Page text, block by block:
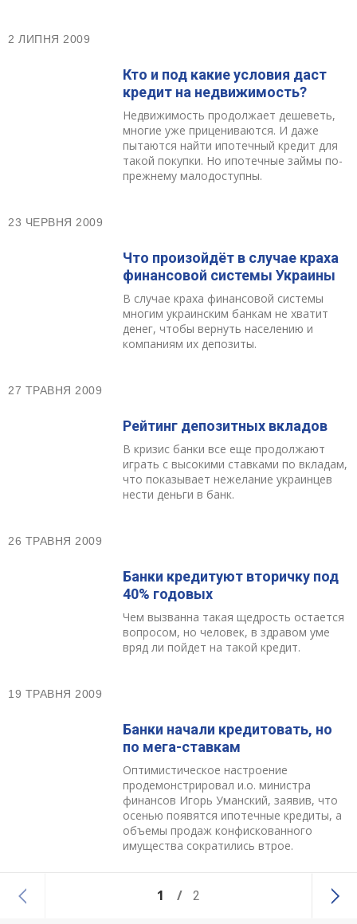
2 ЛИПНЯ 2009
Кто и под какие условия даст
кредит на недвижимость?
Недвижимость продолжает дешеветь,
многие уже прицениваются. И даже
пытаются найти ипотечный кредит для
такой покупки. Но ипотечные займы по-
прежнему малодоступны.
23 ЧЕРВНЯ 2009
Что произойдёт в случае краха
финансовой системы Украины
В случае краха финансовой системы
многим украинским банкам не хватит
денег, чтобы вернуть населению и
компаниям их депозиты.
27 ТРАВНЯ 2009
Рейтинг депозитных вкладов
В кризис банки все еще продолжают
играть с высокими ставками по вкладам,
что показывает нежелание украинцев
нести деньги в банк.
26 ТРАВНЯ 2009
Банки кредитуют вторичку под
40% годовых
Чем вызванна такая щедрость остается
вопросом, но человек, в здравом уме
вряд ли пойдет на такой кредит.
19 ТРАВНЯ 2009
Банки начали кредитовать, но
по мега-ставкам
Оптимистическое настроение
продемонстрировал и.о. министра
финансов Игорь Уманский, заявив, что
осенью появятся ипотечные кредиты, а
объемы продаж конфискованного
имущества сократились втрое.
1 2